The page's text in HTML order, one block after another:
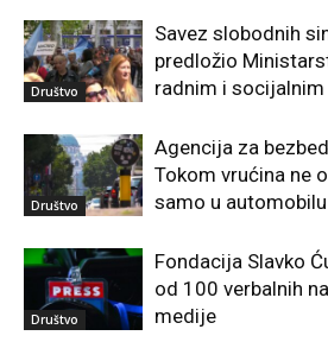
Društvo
Savez slobodnih
predložio
radnim i socijalnim
Društvo
Agencija za
Tokom vrućina ne
samo u
Društvo
Fondacija Slavko
od 100 verbalnih
medije